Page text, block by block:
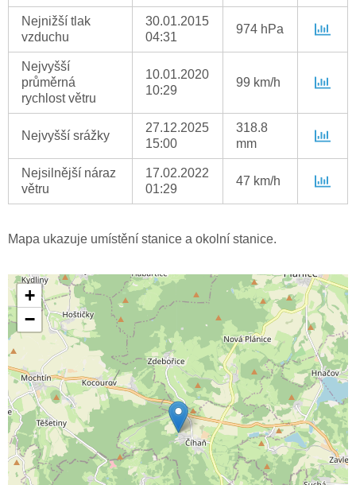
Nejnižší tlak
vzduchu
30.01.2015
04:31
974 hPa
Nejvyšší
průměrná
rychlost větru
10.01.2020
10:29
99 km/h
Nejvyšší srážky
27.12.2025
15:00
318.8
mm
Nejsilnější náraz
větru
17.02.2022
01:29
47 km/h
Mapa ukazuje umístění stanice a okolní stanice.
+
−